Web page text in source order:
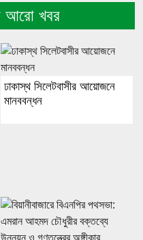
আরো খবর
ঢাকাস্থ সিলেটবাসীর আয়োজনে
মানববন্ধন